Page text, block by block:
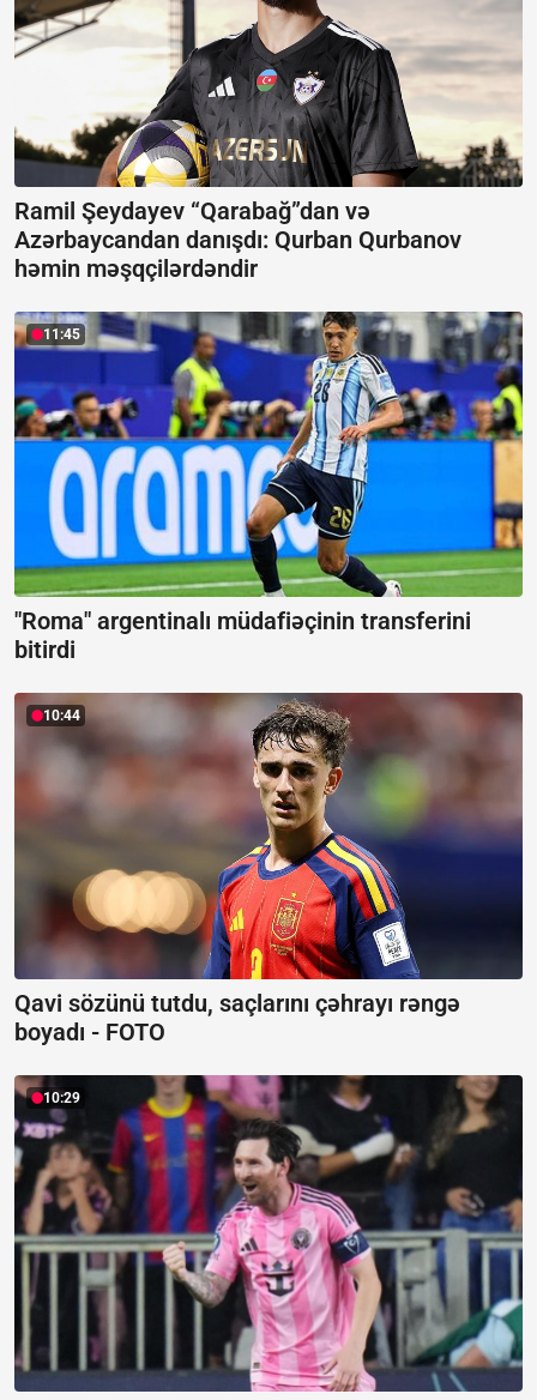
Ramil Şeydayev “Qarabağ”dan və
Azərbaycandan danışdı: Qurban Qurbanov
həmin məşqçilərdəndir
11:45
"Roma" argentinalı müdafiəçinin transferini
bitirdi
10:44
Qavi sözünü tutdu, saçlarını çəhrayı rəngə
boyadı - FOTO
10:29